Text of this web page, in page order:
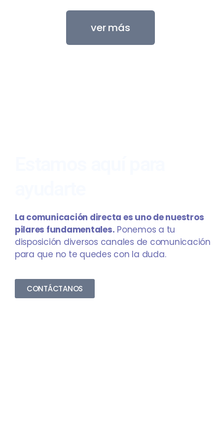
ver más
La comunicación directa es uno de nuestros
pilares fundamentales. Ponemos a tu
disposición diversos canales de comunicación
para que no te quedes con la duda.
CONTÁCTANOS